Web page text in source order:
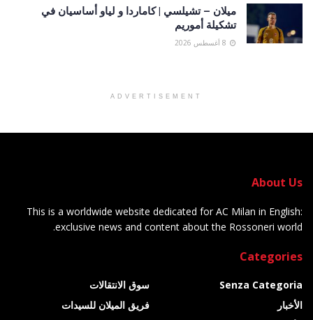
ميلان – تشيلسي | كاماردا و لياو أساسيان في
تشكيلة أموريم
ADVERTISEMENT
About Us
This is a worldwide website dedicated for AC Milan in English:
exclusive news and content about the Rossoneri world.
Categories
Senza Categoria
الأخبار
سوق الانتقالات
فريق الميلان للسيدات